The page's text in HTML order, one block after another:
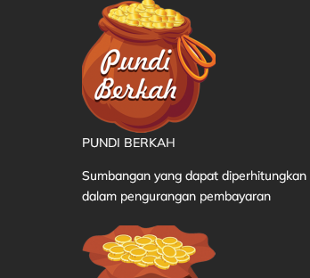
PUNDI BERKAH
Sumbangan yang dapat diperhitungkan
dalam pengurangan pembayaran